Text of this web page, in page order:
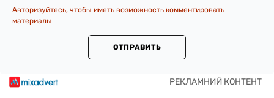
Авторизуйтесь, чтобы иметь возможность комментировать
материалы
ОТПРАВИТЬ